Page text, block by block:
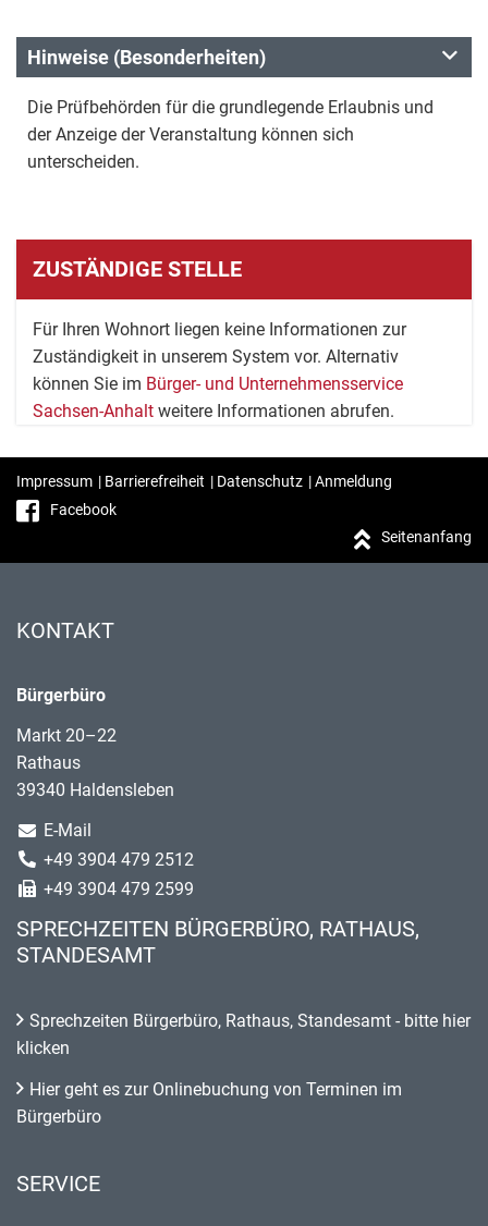
Hinweise (Besonderheiten)
Die Prüfbehörden für die grundlegende Erlaubnis und
der Anzeige der Veranstaltung können sich
unterscheiden.
ZUSTÄNDIGE STELLE
Für Ihren Wohnort liegen keine Informationen zur
Zuständigkeit in unserem System vor. Alternativ
können Sie im Bürger- und Unternehmensservice
Sachsen-Anhalt weitere Informationen abrufen.
Impressum | Barrierefreiheit | Datenschutz |Anmeldung
Facebook
Seitenanfang
KONTAKT
Bürgerbüro
Markt 20–22
Rathaus
39340 Haldensleben
E-Mail
+49 3904 479 2512
+49 3904 479 2599
SPRECHZEITEN BÜRGERBÜRO, RATHAUS,
STANDESAMT
Sprechzeiten Bürgerbüro, Rathaus, Standesamt - bitte hier
klicken
Hier geht es zur Onlinebuchung von Terminen im
Bürgerbüro
SERVICE